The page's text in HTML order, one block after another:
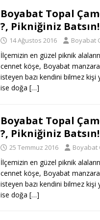
Boyabat Topal
?, Pikniğiniz
14 Ağustos 2016 Boyabat
İlçemizin en güzel piknik
cennet köşe, Boyabat
isteyen bazı kendini bilmez
ise doğa […]
Boyabat Topal
?, Pikniğiniz
25 Temmuz 2016 Boyabat
İlçemizin en güzel piknik
cennet köşe, Boyabat
isteyen bazı kendini bilmez
ise doğa […]